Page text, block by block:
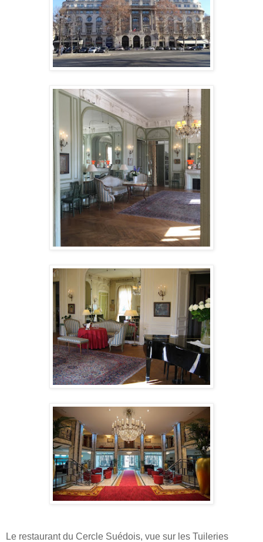
Le restaurant du Cercle Suédois, vue sur les Tuileries